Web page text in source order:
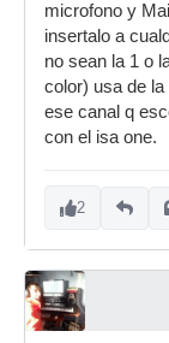
microfono y
insertalo a
no sean la 1 o
color) usa de la
ese canal q
con el isa one.
2